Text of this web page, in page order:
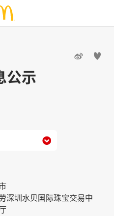
 
公示

深圳水贝国际珠宝交易中